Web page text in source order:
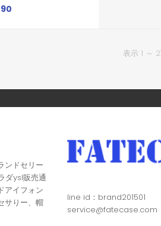
ーa55 A54 A56
Pixel 6 7 8a 9 Proケ
表示 1 ～
ンドセリー
ダysl販売通
アイフォン
サりー、帽
line id：brand201501
service@fatecase.com